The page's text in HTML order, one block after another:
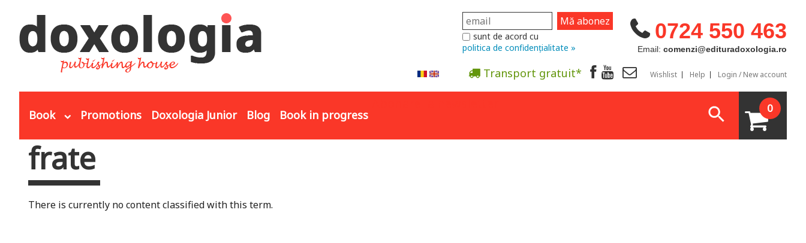
0724 550 463
Email: comenzi@edituradoxologia.ro
sunt de acord cu
politica de confidențialitate »
Transport gratuit* Wishlist Help Login / New account
Book Promotions Doxologia Junior Blog Book in progress 0
You are here
frate
There is currently no content classified with this term.